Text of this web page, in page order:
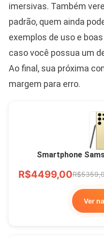
imersivas. Também
padrão, quem ainda
exemplos de uso e
caso você possua um
Ao final, sua próxima
margem para erro.
Smartphone
R$4499,00
Ver